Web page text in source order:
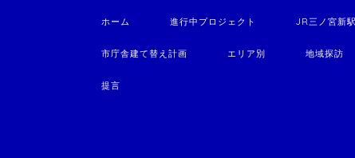
ホーム 進行中プロジェクト JR三ノ宮新
市庁舎建て替え計画 エリア別 地域探訪
提言